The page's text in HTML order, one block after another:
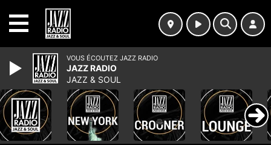
VOUS ÉCOUTEZ JAZZ RADIO
JAZZ RADIO
JAZZ & SOUL